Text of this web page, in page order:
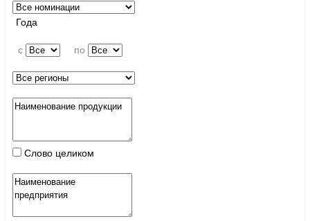
Года
c по
Слово целиком